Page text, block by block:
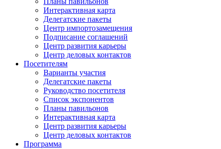
Интерактивная карта
Делегатские пакеты
Центр импортозамещения
Подписание соглашений
Центр развития карьеры
Центр деловых контактов
Посетителям
Варианты участия
Делегатские пакеты
Руководство посетителя
Список экспонентов
Планы павильонов
Интерактивная карта
Центр развития карьеры
Центр деловых контактов
Программа